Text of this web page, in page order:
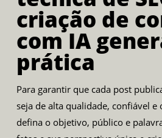
criação de
com IA
prática
Para garantir que cada post
seja de alta qualidade, confiável e
defina o objetivo, público e